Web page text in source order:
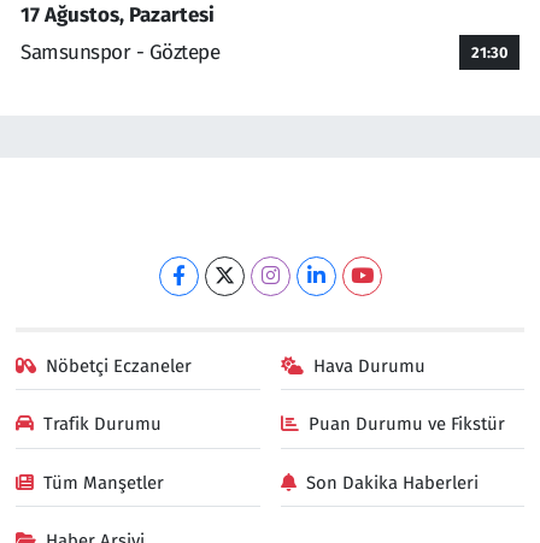
17 Ağustos, Pazartesi
Samsunspor - Göztepe
21:30
Nöbetçi Eczaneler Hava Durumu
Trafik Durumu Puan Durumu ve Fikstür
Tüm Manşetler Son Dakika Haberleri